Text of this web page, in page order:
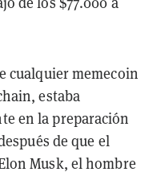
cualquier memecoin
estaba
en la preparación
de que el
Musk, el hombre